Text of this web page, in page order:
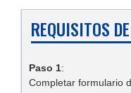
REQUISITOS
Paso 1:
Completar formulario